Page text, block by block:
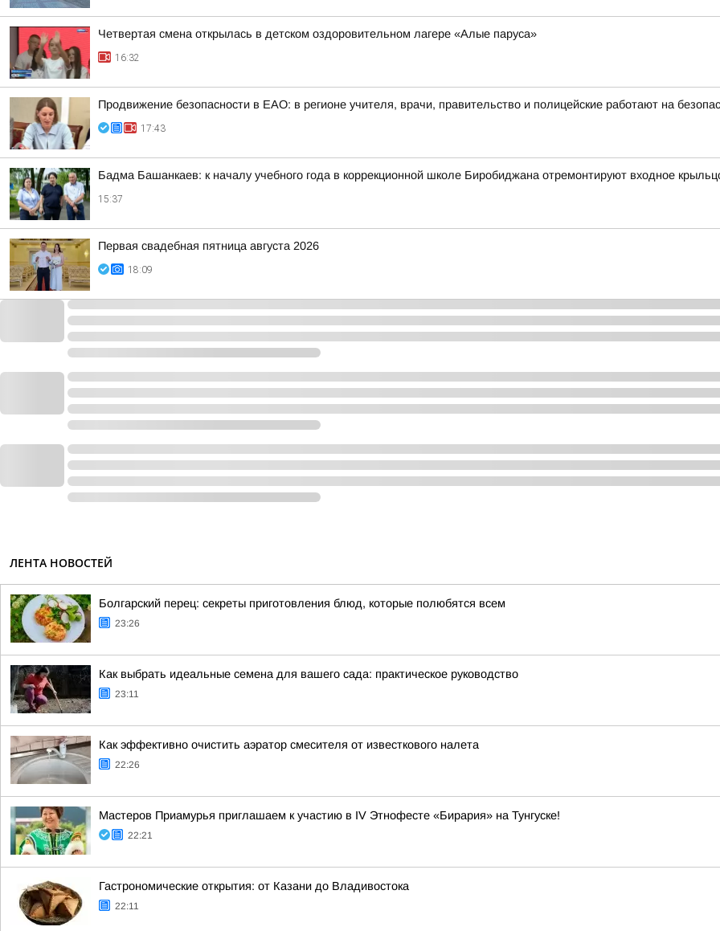
Четвертая смена открылась в детском оздоровительном лагере «Алые паруса»
16:32
Продвижение безопасности в ЕАО: в регионе учителя, врачи, правительство и полицейские работают на
17:43
Бадма Башанкаев: к началу учебного года в коррекционной школе Биробиджана отремонтируют входное
15:37
Первая свадебная пятница августа 2026
18:09
ЛЕНТА НОВОСТЕЙ
Болгарский перец: секреты приготовления блюд, которые полюбятся всем
23:26
Как выбрать идеальные семена для вашего сада: практическое руководство
23:11
Как эффективно очистить аэратор смесителя от известкового налета
22:26
Мастеров Приамурья приглашаем к участию в IV Этнофесте «Бирария» на Тунгуске!
22:21
Гастрономические открытия: от Казани до Владивостока
22:11